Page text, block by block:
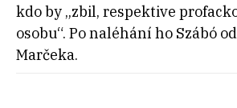
kdo by „zbil, respektive
osobu“. Po naléhání ho Szábó
Marčeka.